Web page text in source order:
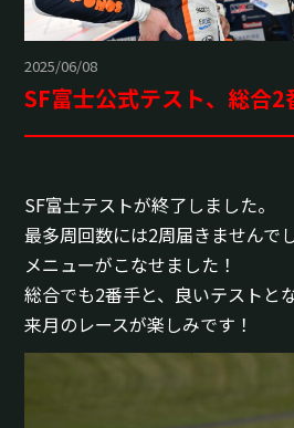
2025/06/08
SF富士公式テスト、総合2
SF富士テストが終了しました。
最多周回数には2周届きませんで
メニューがこなせました！
総合でも2番手と、良いテストと
来月のレースが楽しみです！